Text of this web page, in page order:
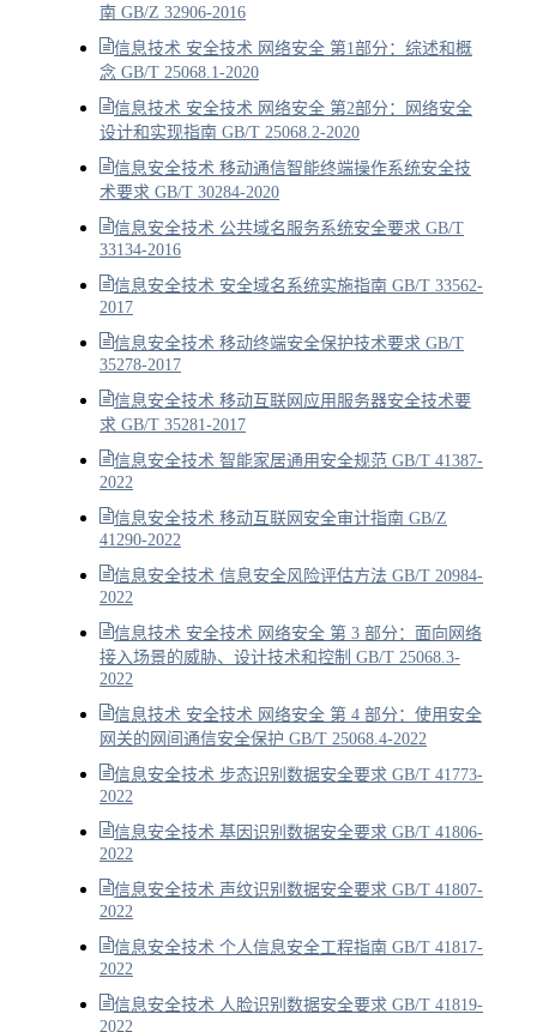
南 GB/Z 32906-2016
信息技术 安全技术 网络安全 第1部分：综述和概
念 GB/T 25068.1-2020
信息技术 安全技术 网络安全 第2部分：网络安全
设计和实现指南 GB/T 25068.2-2020
信息安全技术 移动通信智能终端操作系统安全技
术要求 GB/T 30284-2020
信息安全技术 公共域名服务系统安全要求 GB/T
33134-2016
信息安全技术 安全域名系统实施指南 GB/T 33562-
2017
信息安全技术 移动终端安全保护技术要求 GB/T
35278-2017
信息安全技术 移动互联网应用服务器安全技术要
求 GB/T 35281-2017
信息安全技术 智能家居通用安全规范 GB/T 41387-
2022
信息安全技术 移动互联网安全审计指南 GB/Z
41290-2022
信息安全技术 信息安全风险评估方法 GB/T 20984-
2022
信息技术 安全技术 网络安全 第 3 部分：面向网络
接入场景的威胁、设计技术和控制 GB/T 25068.3-
2022
信息技术 安全技术 网络安全 第 4 部分：使用安全
网关的网间通信安全保护 GB/T 25068.4-2022
信息安全技术 步态识别数据安全要求 GB/T 41773-
2022
信息安全技术 基因识别数据安全要求 GB/T 41806-
2022
信息安全技术 声纹识别数据安全要求 GB/T 41807-
2022
信息安全技术 个人信息安全工程指南 GB/T 41817-
2022
信息安全技术 人脸识别数据安全要求 GB/T 41819-
2022